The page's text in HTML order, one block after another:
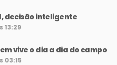
decisão inteligente
13:29
vive o dia a dia do campo
03:15